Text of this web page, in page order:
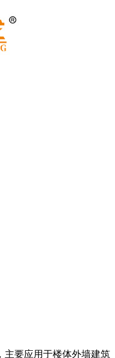
主要应用于楼体外墙建筑